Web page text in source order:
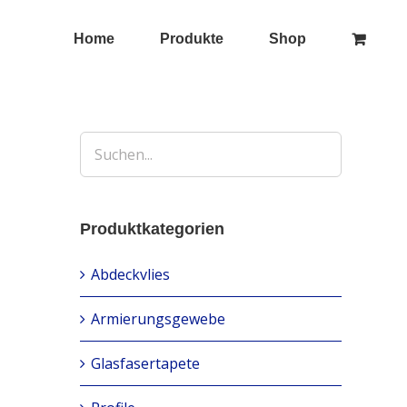
Home Produkte Shop
Produktkategorien
Abdeckvlies
Armierungsgewebe
Glasfasertapete